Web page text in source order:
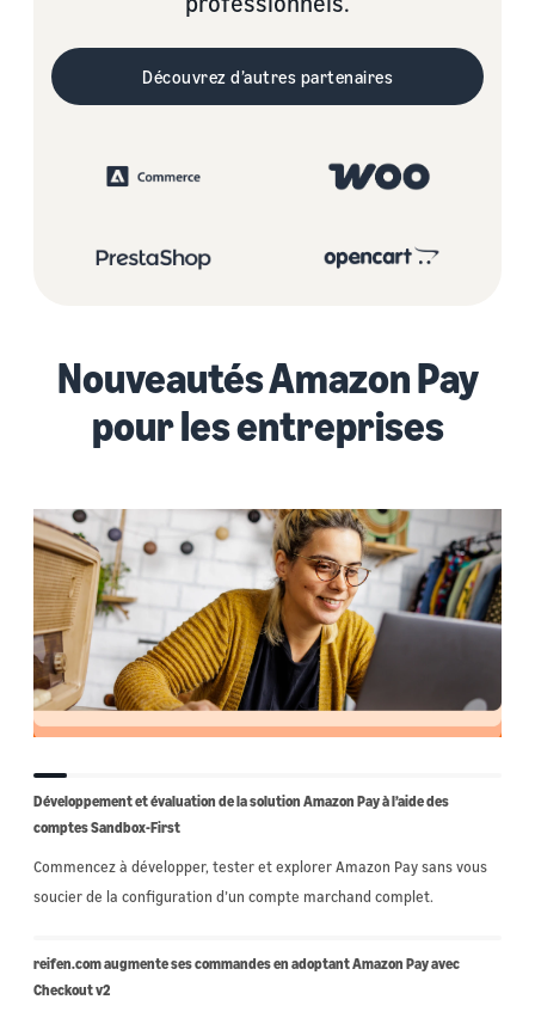
Découvrez d’autres partenaires
Nouveautés Amazon Pay
pour les entreprises
Développement et évaluation de la solution Amazon Pay à l’aide des
comptes Sandbox-First
Commencez à développer, tester et explorer Amazon Pay sans vous
soucier de la configuration d’un compte marchand complet.
reifen.com augmente ses commandes en adoptant Amazon Pay avec
Checkout v2